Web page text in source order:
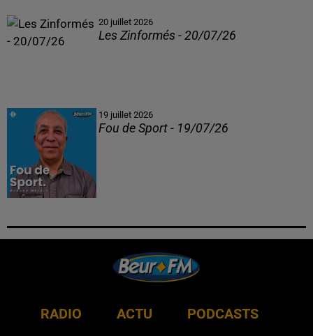
20 juillet 2026
Les Zinformés - 20/07/26
19 juillet 2026
Fou de Sport - 19/07/26
RADIO ACTU PODCASTS